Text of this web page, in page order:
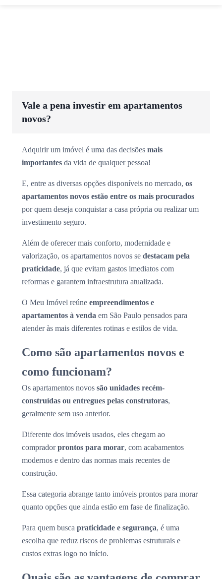
Vale a pena investir em apartamentos
novos?
Adquirir um imóvel é uma das decisões mais
importantes da vida de qualquer pessoa!
E, entre as diversas opções disponíveis no mercado, os
apartamentos novos estão entre os mais procurados
por quem deseja conquistar a casa própria ou realizar um
investimento seguro.
Além de oferecer mais conforto, modernidade e
valorização, os apartamentos novos se destacam pela
praticidade, já que evitam gastos imediatos com
reformas e garantem infraestrutura atualizada.
O Meu Imóvel reúne empreendimentos e
apartamentos à venda em São Paulo pensados para
atender às mais diferentes rotinas e estilos de vida.
Como são apartamentos novos e
como funcionam?
Os apartamentos novos são unidades recém-
construídas ou entregues pelas construtoras,
geralmente sem uso anterior.
Diferente dos imóveis usados, eles chegam ao
compradorprontos para morar, com acabamentos
modernos e dentro das normas mais recentes de
construção.
Essa categoria abrange tanto imóveis prontos para morar
quanto opções que ainda estão em fase de finalização.
Para quem busca praticidade e segurança, é uma
escolha que reduz riscos de problemas estruturais e
custos extras logo no início.